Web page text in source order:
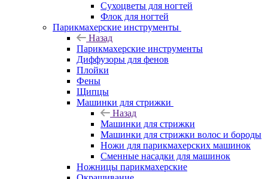
Сухоцветы для ногтей
Флок для ногтей
Парикмахерские инструменты
Назад
Парикмахерские инструменты
Диффузоры для фенов
Плойки
Фены
Щипцы
Машинки для стрижки
Назад
Машинки для стрижки
Машинки для стрижки волос и бороды
Ножи для парикмахерских машинок
Сменные насадки для машинок
Ножницы парикмахерские